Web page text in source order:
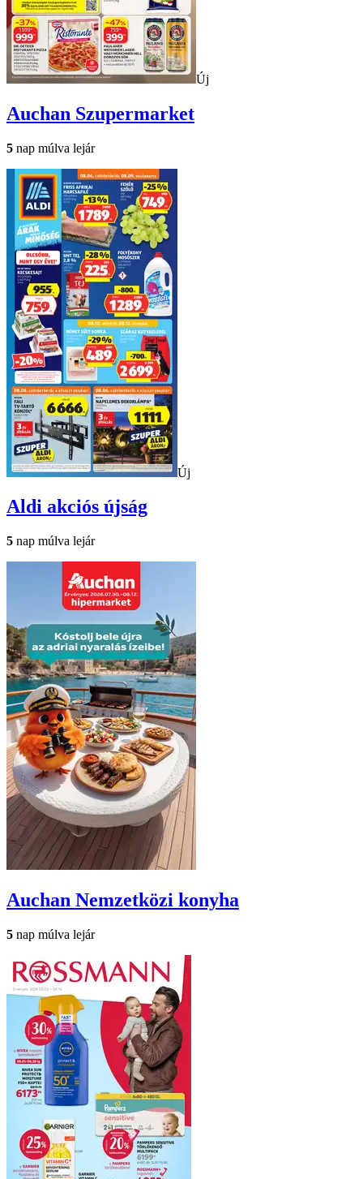
Új
Auchan Szupermarket
5 nap múlva lejár
Új
Aldi akciós újság
5 nap múlva lejár
Auchan Nemzetközi konyha
5 nap múlva lejár